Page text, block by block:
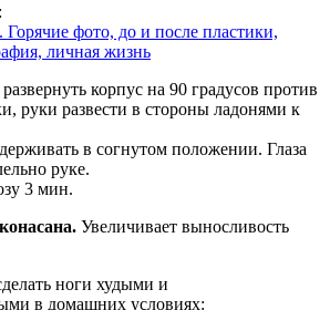
Горячие фото, до и после пластики,
личная жизнь
корпус на 90 градусов против
руки развести в стороны ладонями к
в согнутом положении. Глаза
руке.
3 мин.
Увеличивает выносливость